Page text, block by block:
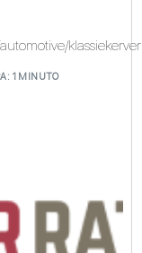
1 MINUTO